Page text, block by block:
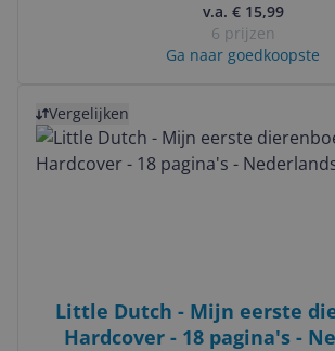
v.a. € 15,99
6 prijzen
Ga naar goedkoopste
Vergelijken
Little Dutch - Mijn eerste
Hardcover - 18 pagina's -